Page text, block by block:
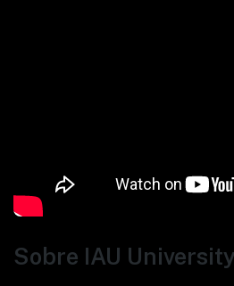
Sobre IAU University